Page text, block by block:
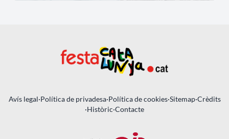
Avís legal·Política de privadesa·Política de cookies·Sitemap·Crèdits
·Històric·Contacte